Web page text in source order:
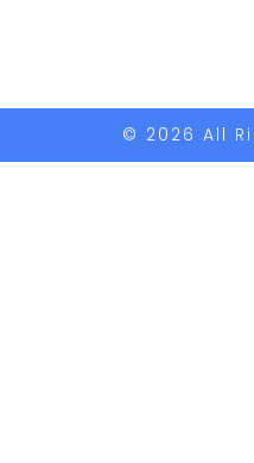
© 2026 All